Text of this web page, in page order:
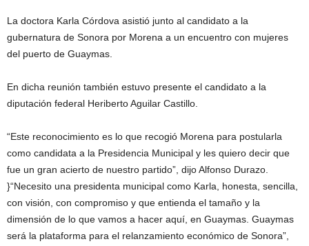
La doctora Karla Córdova asistió junto al candidato a la
gubernatura de Sonora por Morena a un encuentro con mujeres
del puerto de Guaymas.
En dicha reunión también estuvo presente el candidato a la
diputación federal Heriberto Aguilar Castillo.
“Este reconocimiento es lo que recogió Morena para postularla
como candidata a la Presidencia Municipal y les quiero decir que
fue un gran acierto de nuestro partido”, dijo Alfonso Durazo.
}“Necesito una presidenta municipal como Karla, honesta, sencilla,
con visión, con compromiso y que entienda el tamaño y la
dimensión de lo que vamos a hacer aquí, en Guaymas. Guaymas
será la plataforma para el relanzamiento económico de Sonora”,